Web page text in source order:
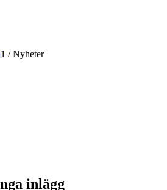
1 / Nyheter
Hus och Folkets Park.
inlägg